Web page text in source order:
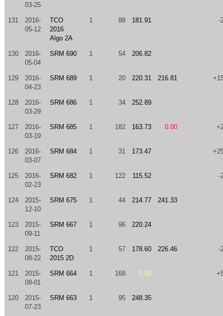
03-25
131
2016-
05-12
TCO
2016
Algo 2A
1 88 181.91 -
130
2016-
05-04
SRM 690 1 54 206.82
129
2016-
04-23
SRM 689 1 20 220.31 216.81
128
2016-
03-29
SRM 686 1 34 252.89
127
2016-
03-19
SRM 685 1 182 163.73 0.00
126
2016-
03-07
SRM 684 1 31 173.47
125
2016-
02-23
SRM 682 1 122 115.52 -
124
2015-
12-10
SRM 675 1 44 214.77 241.33
123
2015-
09-11
SRM 667 1 96 220.24
122
2015-
08-22
TCO
2015 2D
1 57 178.60 226.46 -
121
2015-
08-01
SRM 664 1 168 0.00
120
2015-
07-23
SRM 663 1 95 248.35